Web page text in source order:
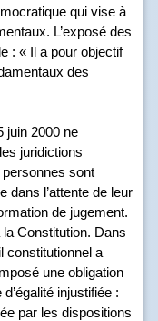
qui vise à
L’exposé des
: « Il a pour objectif
des
juin 2000 ne
juridictions
sont
dans l’attente de leur
de jugement.
Constitution. Dans
constitutionnel a
une obligation
injustifiée :
par les dispositions